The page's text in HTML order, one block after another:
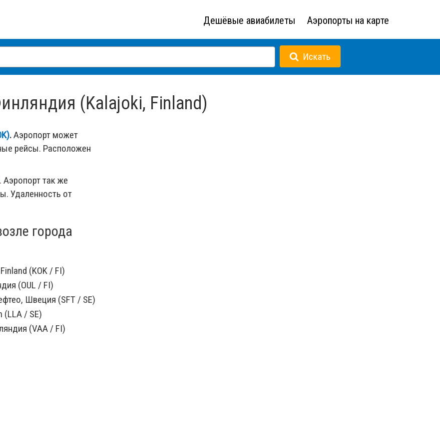
Дешёвые авиабилеты Аэропорты на карте
Искать
(Kalajoki, Finland)
.Аэропорт может
рейсы. Расположен
. Аэропорт так же
Удаленность от
города
(KOK / FI)
(OUL / FI)
Швеция (SFT / SE)
(LLA / SE)
(VAA / FI)